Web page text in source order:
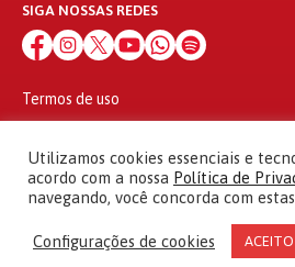
SIGA NOSSAS REDES
Termos de uso
© 2010 - 2026
Partido dos Trabalhadores Todos os
Utilizamos cookies essenciais e
acordo com a nossa Política de
navegando, você concorda com
Configurações de cookies ACEITO